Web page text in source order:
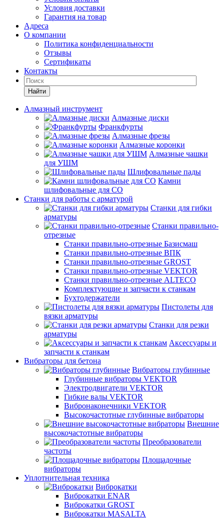
Условия доставки
Гарантия на товар
Адреса
О компании
Политика конфиденциальности
Отзывы
Сертификаты
Контакты
Найти
Алмазный инструмент
Алмазные диски
Франкфурты
Алмазные фрезы
Алмазные коронки
Алмазные чашки
для УШМ
Шлифовальные пады
Камни
шлифовальные для СО
Станки для работы с арматурой
Станки для гибки
арматуры
Станки правильно-
отрезные
Станки правильно-отрезные Базисмаш
Станки правильно-отрезные ВПК
Станки правильно-отрезные GROST
Станки правильно-отрезные VEKTOR
Станки правильно-отрезные ALTECO
Комплектующие и запчасти к станкам
Бухтодержатели
Пистолеты для
вязки арматуры
Станки для резки
арматуры
Аксессуары и
запчасти к станкам
Вибраторы для бетона
Вибраторы глубинные
Глубинные вибраторы VEKTOR
Электродвигатели VEKTOR
Гибкие валы VEKTOR
Вибронаконечники VEKTOR
Высокочастотные глубинные вибраторы
Внешние
высокочастотные вибраторы
Преобразователи
частоты
Площадочные
вибраторы
Уплотнительная техника
Виброкатки
Виброкатки ENAR
Виброкатки GROST
Виброкатки MASALTA